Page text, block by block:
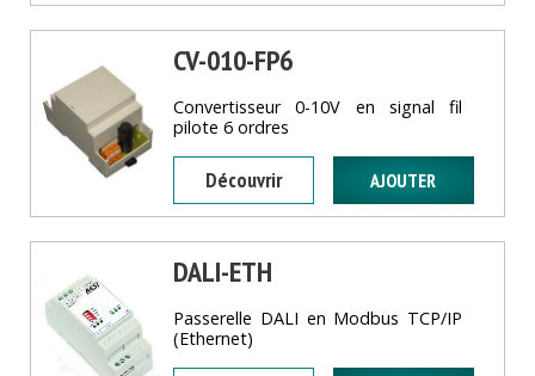
CV-010-FP6
Convertisseur 0-10V en signal fil
pilote 6 ordres
Découvrir
DALI-ETH
Passerelle DALI en Modbus TCP/IP
(Ethernet)